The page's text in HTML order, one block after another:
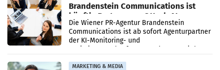
Brandenstein Communications ist
künftig Partner von OtterlyAI
Die Wiener PR-Agentur Brandenstein
Communications ist ab sofort Agenturpartner
der KI-Monitoring- und
Optimierungsplattform OtterlyAI. Damit baut
MARKETING & MEDIA